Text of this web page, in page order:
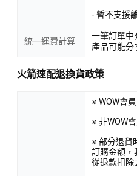
- 暫不支援
統一運費計算
一筆訂單中
產品可能分
火箭速配退換貨政策
※ WOW會
※ 非WOW
※ 部分退貨
訂購金額，
從退款扣除